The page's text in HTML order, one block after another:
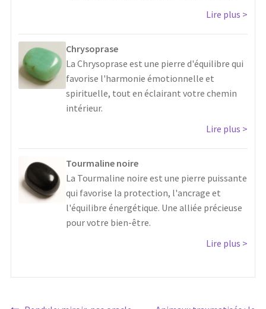
Lire plus
Chrysoprase
La Chrysoprase est une pierre d'équilibre qui
favorise l'harmonie émotionnelle et
spirituelle, tout en éclairant votre chemin
intérieur.
Lire plus
Tourmaline noire
La Tourmaline noire est une pierre puissante
qui favorise la protection, l'ancrage et
l'équilibre énergétique. Une alliée précieuse
pour votre bien-être.
Lire plus